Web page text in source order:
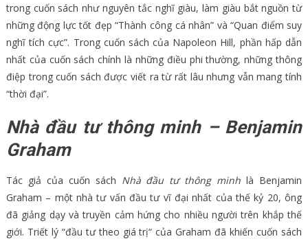
trong cuốn sách như nguyên tắc nghĩ giàu, làm giàu bắt nguồn từ
những động lực tốt đẹp “Thành công cá nhân” và “Quan điểm suy
nghĩ tích cực”. Trong cuốn sách của Napoleon Hill, phần hấp dẫn
nhất của cuốn sách chính là những điều phi thường, những thông
điệp trong cuốn sách được viết ra từ rất lâu nhưng vẫn mang tính
“thời đại”.
Nhà đầu tư thông minh – Benjamin
Graham
Tác giả của cuốn sách Nhà đầu tư thông minh là Benjamin
Graham – một nhà tư vấn đầu tư vĩ đại nhất của thế kỷ 20, ông
đã giảng dạy và truyền cảm hứng cho nhiều người trên khắp thế
giới. Triết lý “đầu tư theo giá trị“ của Graham đã khiến cuốn sách